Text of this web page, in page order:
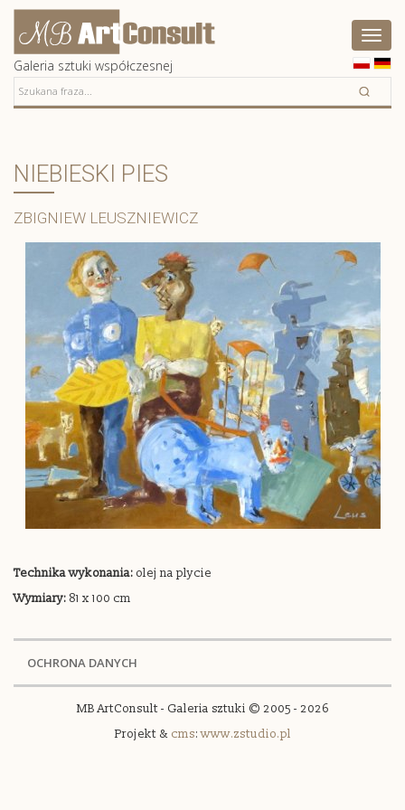
Artconsult
Galeria sztuki współczesnej
Pokaż
menu
NIEBIESKI PIES
ZBIGNIEW LEUSZNIEWICZ
Technika wykonania: olej na plycie
Wymiary: 81 x 100 cm
OCHRONA DANYCH
MB ArtConsult - Galeria sztuki © 2005 - 2026
Projekt & cms:www.zstudio.pl